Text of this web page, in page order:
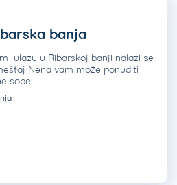
banja
ulazu u Ribarskoj banji nalazi se
Nena vam može ponuditi
sobe…